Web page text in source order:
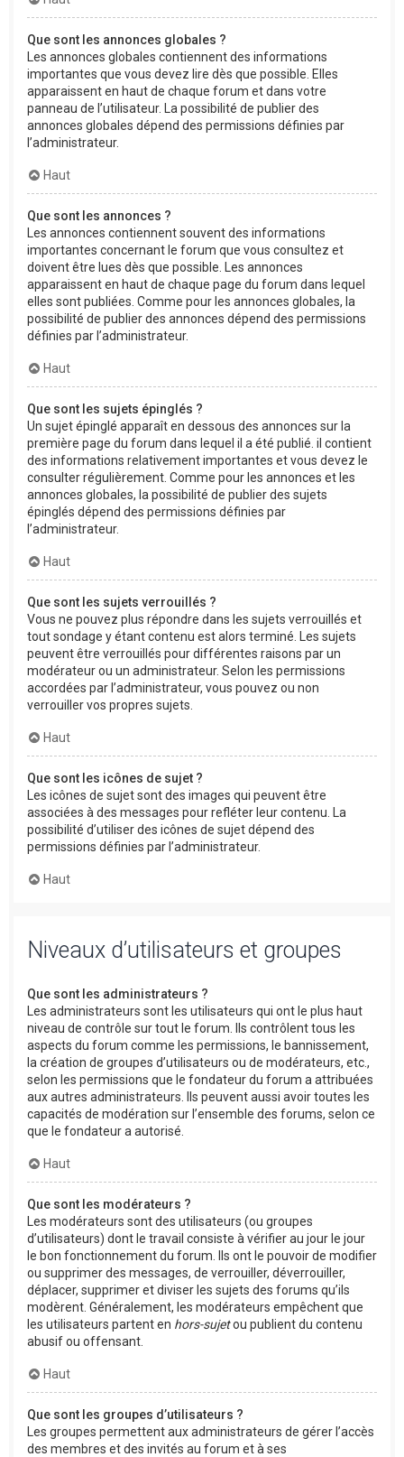
Que sont les annonces globales ?
Les annonces globales contiennent des informations
importantes que vous devez lire dès que possible. Elles
apparaissent en haut de chaque forum et dans votre
panneau de l’utilisateur. La possibilité de publier des
annonces globales dépend des permissions définies par
l’administrateur.
Haut
Que sont les annonces ?
Les annonces contiennent souvent des informations
importantes concernant le forum que vous consultez et
doivent être lues dès que possible. Les annonces
apparaissent en haut de chaque page du forum dans lequel
elles sont publiées. Comme pour les annonces globales, la
possibilité de publier des annonces dépend des permissions
définies par l’administrateur.
Haut
Que sont les sujets épinglés ?
Un sujet épinglé apparaît en dessous des annonces sur la
première page du forum dans lequel il a été publié. il contient
des informations relativement importantes et vous devez le
consulter régulièrement. Comme pour les annonces et les
annonces globales, la possibilité de publier des sujets
épinglés dépend des permissions définies par
l’administrateur.
Haut
Que sont les sujets verrouillés ?
Vous ne pouvez plus répondre dans les sujets verrouillés et
tout sondage y étant contenu est alors terminé. Les sujets
peuvent être verrouillés pour différentes raisons par un
modérateur ou un administrateur. Selon les permissions
accordées par l’administrateur, vous pouvez ou non
verrouiller vos propres sujets.
Haut
Que sont les icônes de sujet ?
Les icônes de sujet sont des images qui peuvent être
associées à des messages pour refléter leur contenu. La
possibilité d’utiliser des icônes de sujet dépend des
permissions définies par l’administrateur.
Haut
Niveaux d’utilisateurs et groupes
Que sont les administrateurs ?
Les administrateurs sont les utilisateurs qui ont le plus haut
niveau de contrôle sur tout le forum. Ils contrôlent tous les
aspects du forum comme les permissions, le bannissement,
la création de groupes d’utilisateurs ou de modérateurs, etc.,
selon les permissions que le fondateur du forum a attribuées
aux autres administrateurs. Ils peuvent aussi avoir toutes les
capacités de modération sur l’ensemble des forums, selon ce
que le fondateur a autorisé.
Haut
Que sont les modérateurs ?
Les modérateurs sont des utilisateurs (ou groupes
d’utilisateurs) dont le travail consiste à vérifier au jour le jour
le bon fonctionnement du forum. Ils ont le pouvoir de modifier
ou supprimer des messages, de verrouiller, déverrouiller,
déplacer, supprimer et diviser les sujets des forums qu’ils
modèrent. Généralement, les modérateurs empêchent que
les utilisateurs partent en hors-sujetou publient du contenu
abusif ou offensant.
Haut
Que sont les groupes d’utilisateurs ?
Les groupes permettent aux administrateurs de gérer l’accès
des membres et des invités au forum et à ses